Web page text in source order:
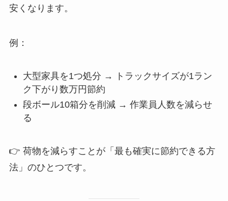
安くなります。
例：
大型家具を1つ処分 → トラックサイズが1ラン
ク下がり数万円節約
段ボール10箱分を削減 → 作業員人数を減らせ
る
👉 荷物を減らすことが「最も確実に節約できる方
法」のひとつです。